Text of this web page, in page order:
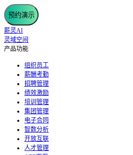
预约演示
薪灵AI
灵域空间
产品功能
组织员工
薪酬考勤
招聘管理
绩效激励
培训管理
集团管理
电子合同
智数分析
开放互联
人才管理